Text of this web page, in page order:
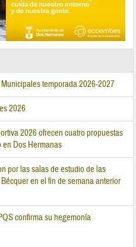
temporada 2026-2027
2026
2026 ofrecen cuatro propuestas
en Dos Hermanas
por las salas de estudio de las
en el fin de semana anterior
confirma su hegemonía